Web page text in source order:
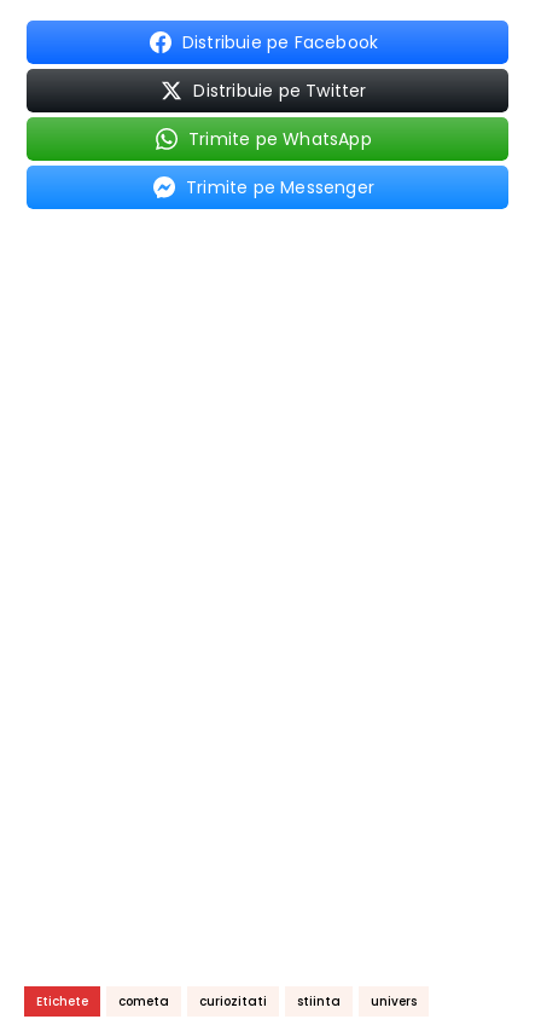
Distribuie pe Facebook
Distribuie pe Twitter
Trimite pe WhatsApp
Trimite pe Messenger
Etichete cometa curiozitati stiinta univers